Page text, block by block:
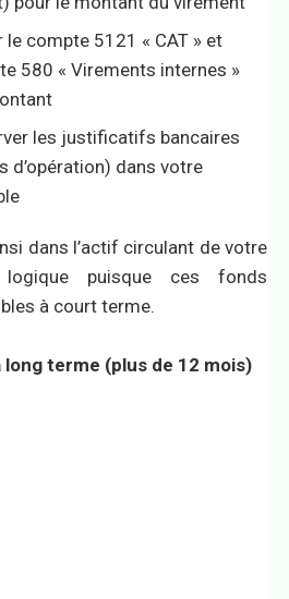
le compte 5121 « CAT » et
580 « Virements internes »
les justificatifs bancaires
d’opération) dans votre
dans l’actif circulant de votre
puisque ces fonds
à court terme.
terme (plus de 12 mois)